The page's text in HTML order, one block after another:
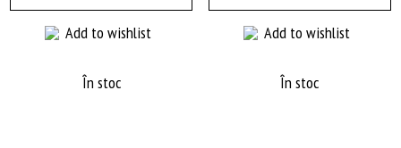
Add to wishlist
În stoc
Add to wishlist
În stoc